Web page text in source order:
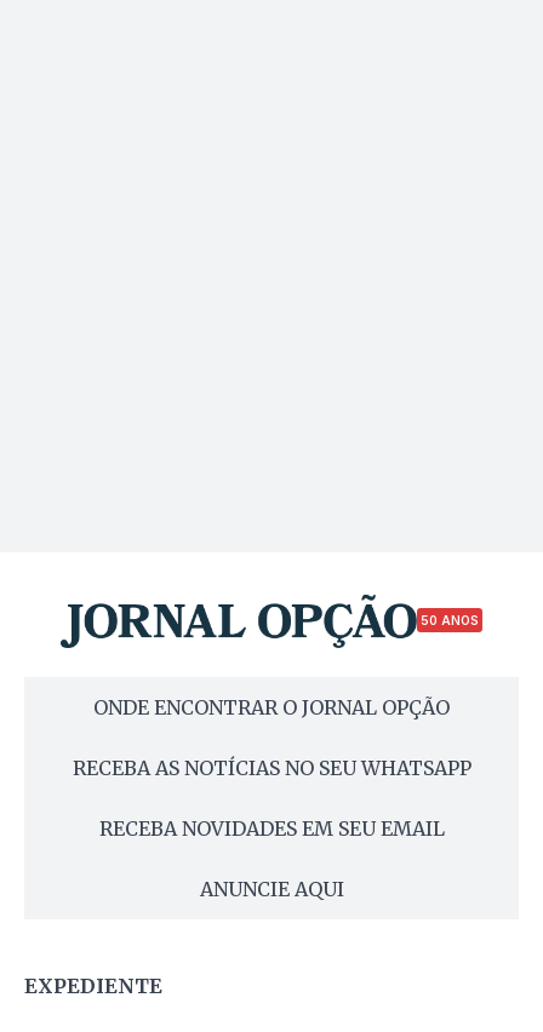
50 ANOS
ONDE ENCONTRAR O JORNAL OPÇÃO
RECEBA AS NOTÍCIAS NO SEU WHATSAPP
RECEBA NOVIDADES EM SEU EMAIL
ANUNCIE AQUI
EXPEDIENTE